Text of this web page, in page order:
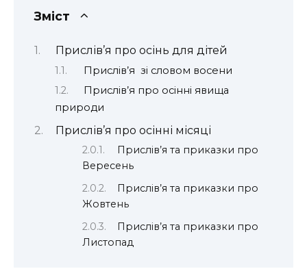
Зміст
Прислів’я про осінь для дітей
Прислів’я зі словом восени
Прислів’я про осінні явища
природи
Прислів’я про осінні місяці
Прислів’я та приказки про
Вересень
Прислів’я та приказки про
Жовтень
Прислів’я та приказки про
Листопад